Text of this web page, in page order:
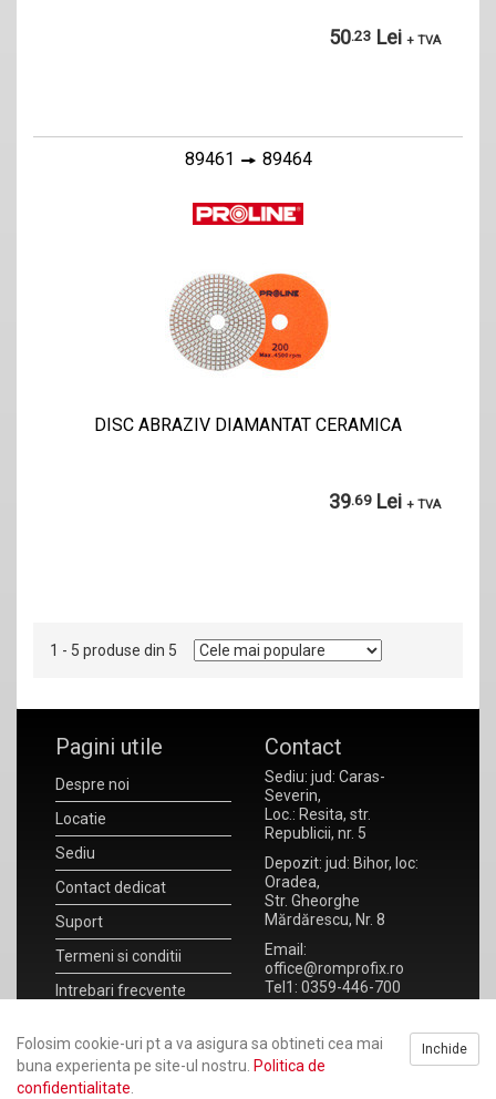
50.23 Lei + TVA
89461 89464
DISC ABRAZIV DIAMANTAT CERAMICA
39.69 Lei + TVA
1 - 5 produse din 5
Pagini utile
Despre noi
Locatie
Sediu
Contact dedicat
Suport
Termeni si conditii
Intrebari frecvente
ANPC
Formular de retragere
Contact
Sediu: jud: Caras-
Severin,
Loc.: Resita, str.
Republicii, nr. 5
Depozit: jud: Bihor, loc:
Oradea,
Str. Gheorghe
Mărdărescu, Nr. 8
Email:
office@romprofix.ro
Tel1: 0359-446-700
RO 20923302
Inchide
Folosim cookie-uri pt a va asigura sa obtineti cea mai
buna experienta pe site-ul nostru. Politica de
confidentialitate